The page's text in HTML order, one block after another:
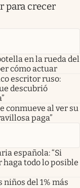
para crecer
en la rueda del
cómo actuar
escritor ruso:
descubrió
conmueve al ver su
paga”
española: “Si
todo lo posible
niños del 1% más